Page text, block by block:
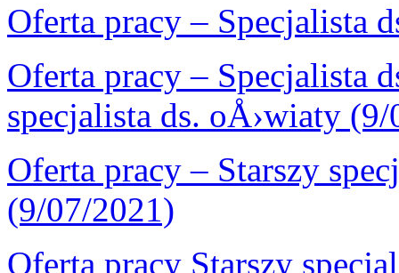
Oferta pracy – Specjalista
Oferta pracy – Specjalista
specjalista ds. oÅ›wiaty
Oferta pracy – Starszy
(9/07/2021)
Oferta pracy Starszy